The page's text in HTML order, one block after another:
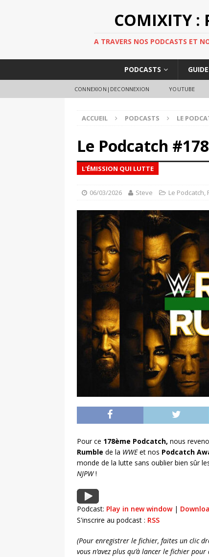
COMIXITY :
A TRAVERS NOS PODCASTS ET
PODCASTS
CONNEXION|DECONNEXION YOUTUBE
ACCUEIL PODCASTS LE
Le Podcatch #178
L'ÉMISSION QUI LUTTE
06/03/2026 Steve Le Podcatch,
Pour ce 178ème Podcatch, nous
Rumble de la WWEet nos Podcatch
monde de la lutte sans oublier bien sûr
NJPW!
Podcast: Play in new window|
S'inscrire au podcast : RSS
(Pour enregistrer le fichier, faites un clic
vous n’avez plus qu’à lancer le fichier